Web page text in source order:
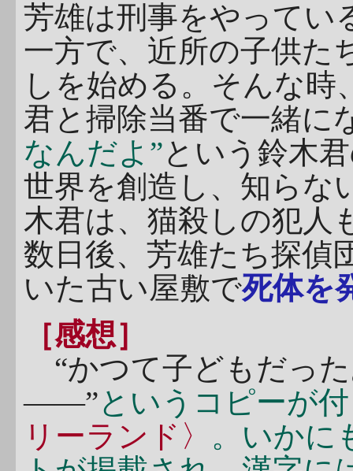
芳雄は刑事をやってい
一方で、近所の子供た
しを始める。そんな
君と掃除当番で一緒に
なんだよ”という鈴木
世界を創造し、知らな
木君は、猫殺しの犯人
数日後、芳雄たち探偵
いた古い屋敷で死体を
［感想］
“かつて子どもだっ
――”というコピーが
リーランド〉
。いかに